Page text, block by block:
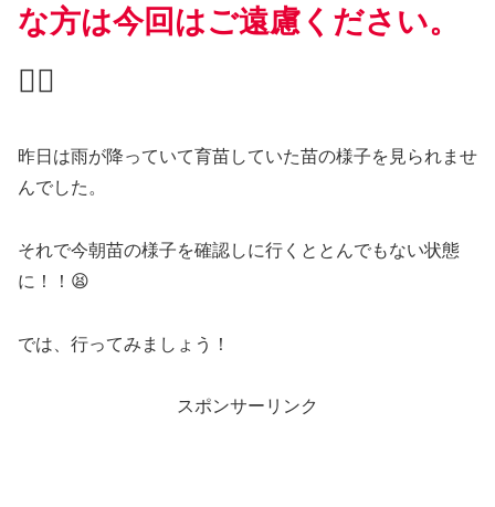
な方は今回はご遠慮ください。
🙇‍♂️
昨日は雨が降っていて育苗していた苗の様子を見られませ
んでした。
それで今朝苗の様子を確認しに行くととんでもない状態
に！！😫
では、行ってみましょう！
スポンサーリンク